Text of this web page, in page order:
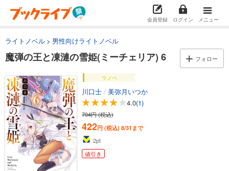
会員登録 ログイン メニュー
ライトノベル 男性向けライトノベル
魔弾の王と凍漣の雪姫(ミーチェリア) 6 フォロー
ラノベ
川口士 / 美弥月いつか
4.0(1)
704円 (税込)
422円 (税込) 8/31まで
2pt
値引き